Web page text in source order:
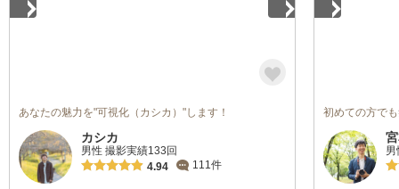
あなたの魅力を"可視化（カシカ）"します！
カシカ
男性 撮影実績133回
4.94
111件
初めての方で